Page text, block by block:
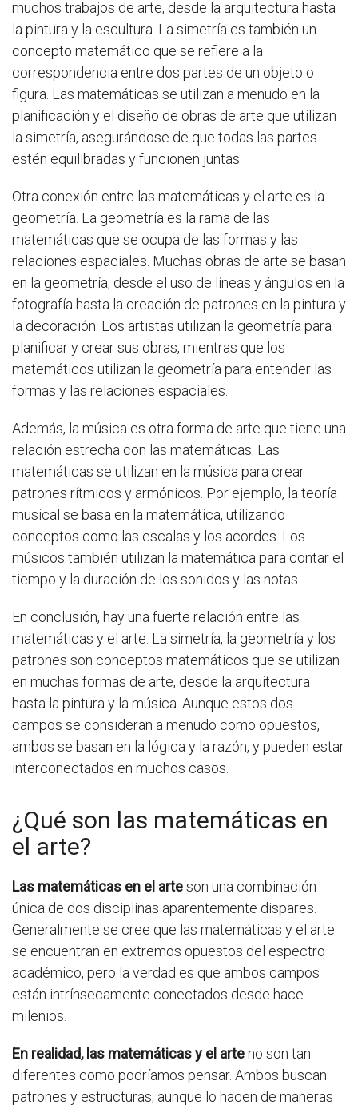
muchos trabajos de arte, desde la arquitectura hasta
la pintura y la escultura. La simetría es también un
concepto matemático que se refiere a la
correspondencia entre dos partes de un objeto o
figura. Las matemáticas se utilizan a menudo en la
planificación y el diseño de obras de arte que utilizan
la simetría, asegurándose de que todas las partes
estén equilibradas y funcionen juntas.
Otra conexión entre las matemáticas y el arte es la
geometría. La geometría es la rama de las
matemáticas que se ocupa de las formas y las
relaciones espaciales. Muchas obras de arte se basan
en la geometría, desde el uso de líneas y ángulos en la
fotografía hasta la creación de patrones en la pintura y
la decoración. Los artistas utilizan la geometría para
planificar y crear sus obras, mientras que los
matemáticos utilizan la geometría para entender las
formas y las relaciones espaciales.
Además, la música es otra forma de arte que tiene una
relación estrecha con las matemáticas. Las
matemáticas se utilizan en la música para crear
patrones rítmicos y armónicos. Por ejemplo, la teoría
musical se basa en la matemática, utilizando
conceptos como las escalas y los acordes. Los
músicos también utilizan la matemática para contar el
tiempo y la duración de los sonidos y las notas.
En conclusión, hay una fuerte relación entre las
matemáticas y el arte. La simetría, la geometría y los
patrones son conceptos matemáticos que se utilizan
en muchas formas de arte, desde la arquitectura
hasta la pintura y la música. Aunque estos dos
campos se consideran a menudo como opuestos,
ambos se basan en la lógica y la razón, y pueden estar
interconectados en muchos casos.
¿Qué son las matemáticas en
el arte?
Las matemáticas en el arteson una combinación
única de dos disciplinas aparentemente dispares.
Generalmente se cree que las matemáticas y el arte
se encuentran en extremos opuestos del espectro
académico, pero la verdad es que ambos campos
están intrínsecamente conectados desde hace
milenios.
En realidad, las matemáticas y el arteno son tan
diferentes como podríamos pensar. Ambos buscan
patrones y estructuras, aunque lo hacen de maneras